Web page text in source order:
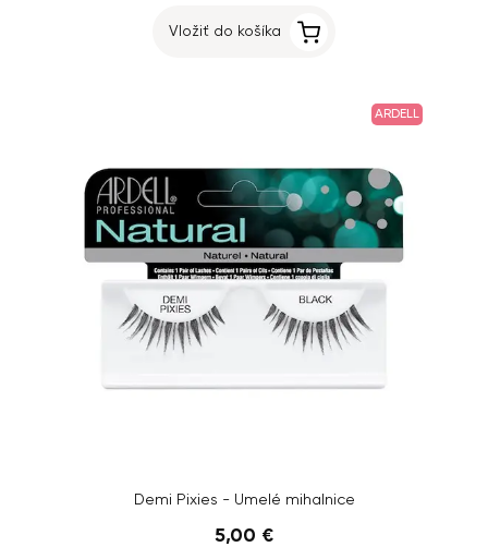
Vložiť do košíka
ARDELL
Demi Pixies - Umelé mihalnice
5,00 €